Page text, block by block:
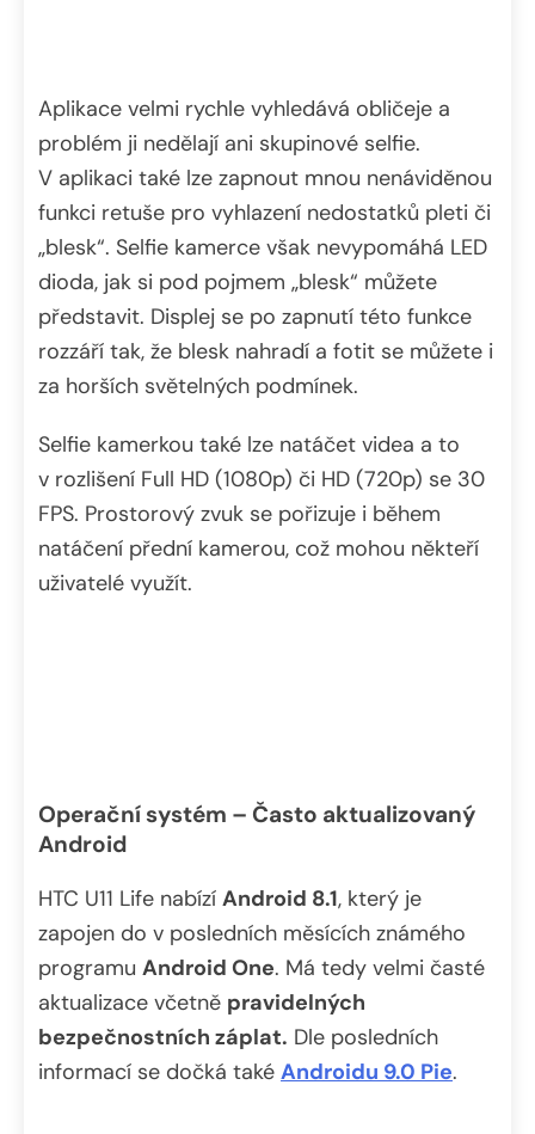
Aplikace velmi rychle vyhledává obličeje a
problém ji nedělají ani skupinové selfie.
V aplikaci také lze zapnout mnou nenáviděnou
funkci retuše pro vyhlazení nedostatků pleti či
„blesk“. Selfie kamerce však nevypomáhá LED
dioda, jak si pod pojmem „blesk“ můžete
představit. Displej se po zapnutí této funkce
rozzáří tak, že blesk nahradí a fotit se můžete i
za horších světelných podmínek.
Selfie kamerkou také lze natáčet videa a to
v rozlišení Full HD (1080p) či HD (720p) se 30
FPS. Prostorový zvuk se pořizuje i během
natáčení přední kamerou, což mohou někteří
uživatelé využít.
Operační systém – Často aktualizovaný
Android
HTC U11 Life nabízí Android 8.1, který je
zapojen do v posledních měsících známého
programu Android One. Má tedy velmi časté
aktualizace včetně pravidelných
bezpečnostních záplat. Dle posledních
informací se dočká také Androidu 9.0 Pie.